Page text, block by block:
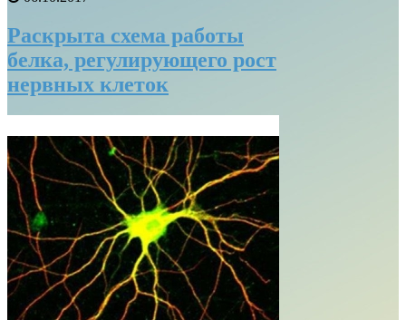
Раскрыта схема работы
белка, регулирующего рост
нервных клеток